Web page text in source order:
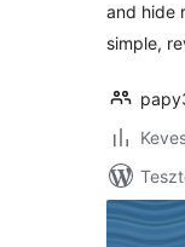
and hide
simple,